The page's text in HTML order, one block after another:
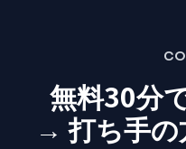
無料30分
→ 打ち手の